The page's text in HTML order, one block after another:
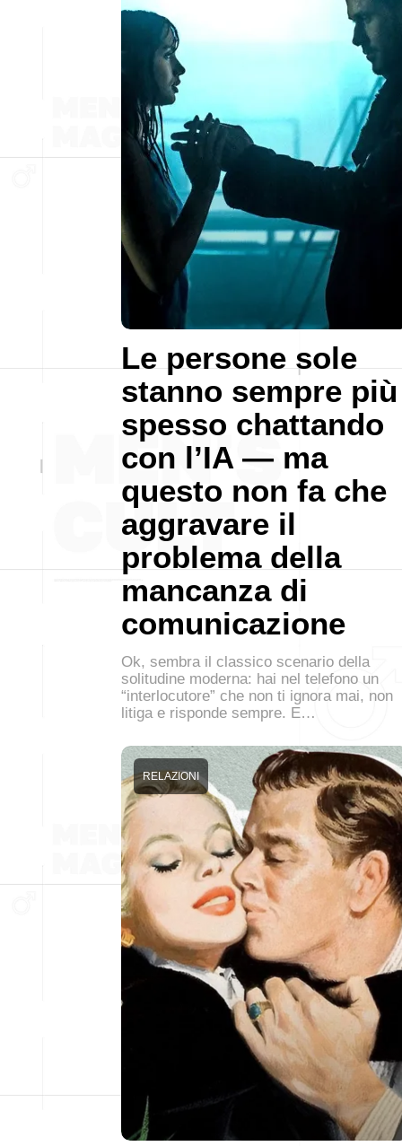
Le persone sole
stanno sempre più
spesso chattando
con l’IA — ma
questo non fa che
aggravare il
problema della
mancanza di
comunicazione
Ok, sembra il classico scenario della
solitudine moderna: hai nel telefono un
“interlocutore” che non ti ignora mai, non
litiga e risponde sempre. E…
RELAZIONI